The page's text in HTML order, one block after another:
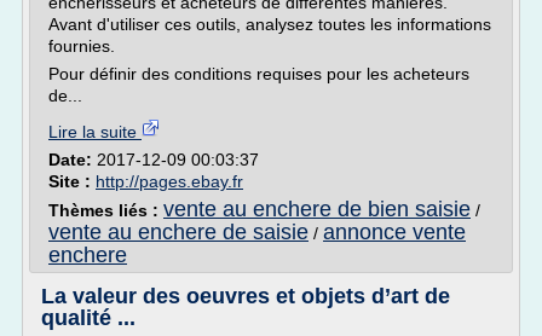
Avant d'utiliser ces outils, analysez toutes les informations
fournies.
Pour définir des conditions requises pour les acheteurs
de...
Lire la suite
Date: 2017-12-09 00:03:37
Site : http://pages.ebay.fr
Thèmes liés : vente au enchere de bien saisie /
vente au enchere de saisie / annonce vente
enchere
La valeur des oeuvres et objets d’art de
qualité ...